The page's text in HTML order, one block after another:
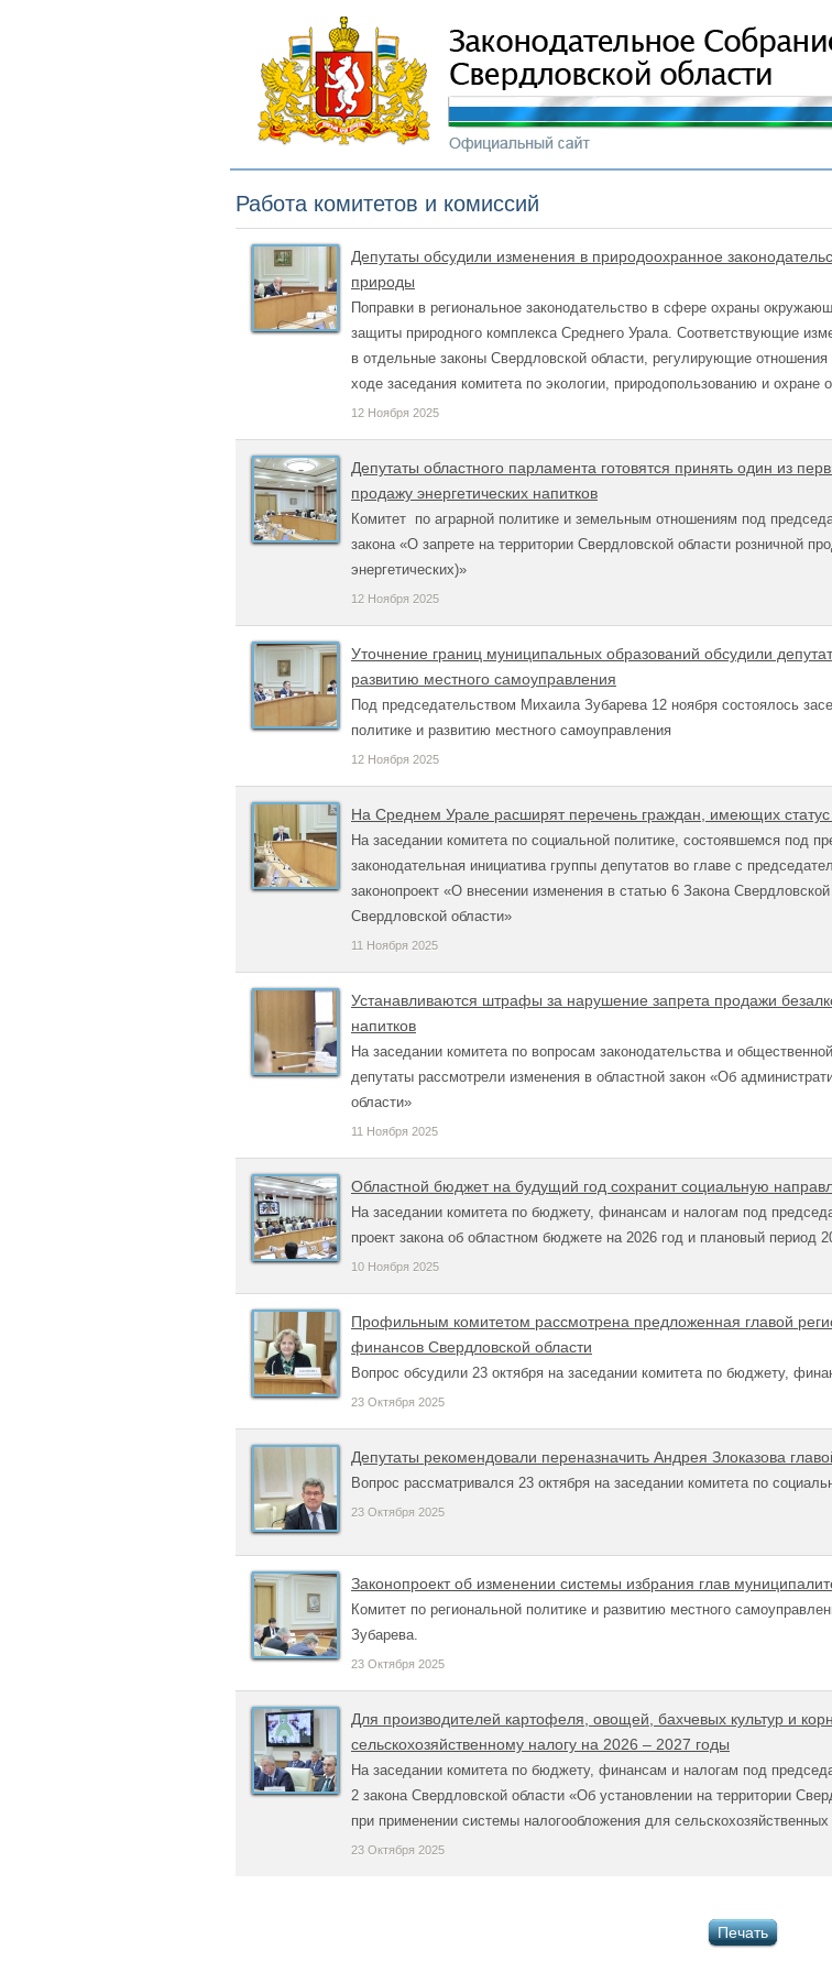
Работа комитетов и комиссий
Депутаты обсудили изменения в природоохранное
природы
Поправки в региональное законодательство в сфере охраны
защиты природного комплекса Среднего Урала. Соответствующие
в отдельные законы Свердловской области, регулирующие
ходе заседания комитета по экологии, природопользованию и
12 Ноября 2025
Депутаты областного парламента готовятся принять один из
продажу энергетических напитков
Комитет по аграрной политике и земельным отношениям под
закона «О запрете на территории Свердловской области розничной
энергетических)»
12 Ноября 2025
Уточнение границ муниципальных образований обсудили
развитию местного самоуправления
Под председательством Михаила Зубарева 12 ноября состоялось
политике и развитию местного самоуправления
12 Ноября 2025
На Среднем Урале расширят перечень граждан, имеющих статус
На заседании комитета по социальной политике, состоявшемся под
законодательная инициатива группы депутатов во главе с
законопроект «О внесении изменения в статью 6 Закона
Свердловской области»
11 Ноября 2025
Устанавливаются штрафы за нарушение запрета продажи
напитков
На заседании комитета по вопросам законодательства и
депутаты рассмотрели изменения в областной закон «Об
области»
11 Ноября 2025
Областной бюджет на будущий год сохранит социальную
На заседании комитета по бюджету, финансам и налогам под
проект закона об областном бюджете на 2026 год и плановый период
10 Ноября 2025
Профильным комитетом рассмотрена предложенная главой
финансов Свердловской области
Вопрос обсудили 23 октября на заседании комитета по бюджету,
23 Октября 2025
Депутаты рекомендовали переназначить Андрея Злоказова
Вопрос рассматривался 23 октября на заседании комитета по
23 Октября 2025
Законопроект об изменении системы избрания глав
Комитет по региональной политике и развитию местного
Зубарева.
23 Октября 2025
Для производителей картофеля, овощей, бахчевых культур и
сельскохозяйственному налогу на 2026 – 2027 годы
На заседании комитета по бюджету, финансам и налогам под
2 закона Свердловской области «Об установлении на территории
при применении системы налогообложения для сельскохозяйственных
23 Октября 2025
Печать